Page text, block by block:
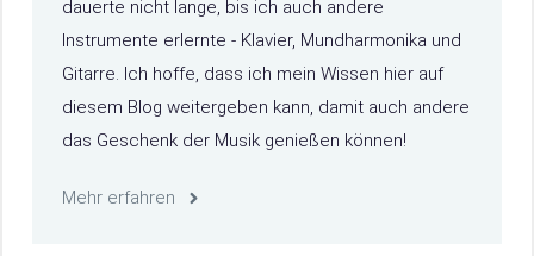
dauerte nicht lange, bis ich auch andere
Instrumente erlernte - Klavier, Mundharmonika und
Gitarre. Ich hoffe, dass ich mein Wissen hier auf
diesem Blog weitergeben kann, damit auch andere
das Geschenk der Musik genießen können!
Mehr erfahren